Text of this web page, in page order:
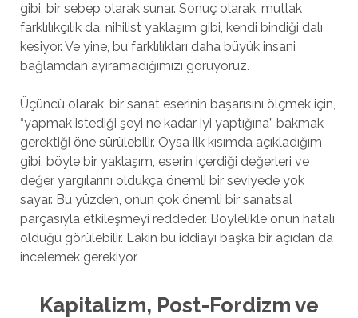
gibi, bir sebep olarak sunar. Sonuç olarak, mutlak
farklılıkçılık da, nihilist yaklaşım gibi, kendi bindiği dalı
kesiyor. Ve yine, bu farklılıkları daha büyük insani
bağlamdan ayıramadığımızı görüyoruz.
Üçüncü olarak, bir sanat eserinin başarısını ölçmek için,
“yapmak istediği şeyi ne kadar iyi yaptığına” bakmak
gerektiği öne sürülebilir. Oysa ilk kısımda açıkladığım
gibi, böyle bir yaklaşım, eserin içerdiği değerleri ve
değer yargılarını oldukça önemli bir seviyede yok
sayar. Bu yüzden, onun çok önemli bir sanatsal
parçasıyla etkileşmeyi reddeder. Böylelikle onun hatalı
olduğu görülebilir. Lakin bu iddiayı başka bir açıdan da
incelemek gerekiyor.
Kapitalizm, Post-Fordizm ve